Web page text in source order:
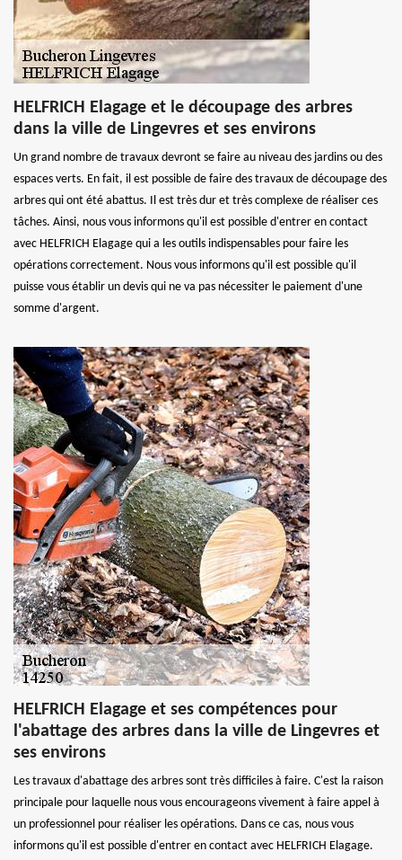
HELFRICH Elagage et le découpage des arbres
dans la ville de Lingevres et ses environs
Un grand nombre de travaux devront se faire au niveau des jardins ou des
espaces verts. En fait, il est possible de faire des travaux de découpage des
arbres qui ont été abattus. Il est très dur et très complexe de réaliser ces
tâches. Ainsi, nous vous informons qu'il est possible d'entrer en contact
avec HELFRICH Elagage qui a les outils indispensables pour faire les
opérations correctement. Nous vous informons qu'il est possible qu'il
puisse vous établir un devis qui ne va pas nécessiter le paiement d'une
somme d'argent.
HELFRICH Elagage et ses compétences pour
l'abattage des arbres dans la ville de Lingevres et
ses environs
Les travaux d'abattage des arbres sont très difficiles à faire. C'est la raison
principale pour laquelle nous vous encourageons vivement à faire appel à
un professionnel pour réaliser les opérations. Dans ce cas, nous vous
informons qu'il est possible d'entrer en contact avec HELFRICH Elagage.